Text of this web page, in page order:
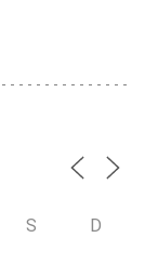
S D